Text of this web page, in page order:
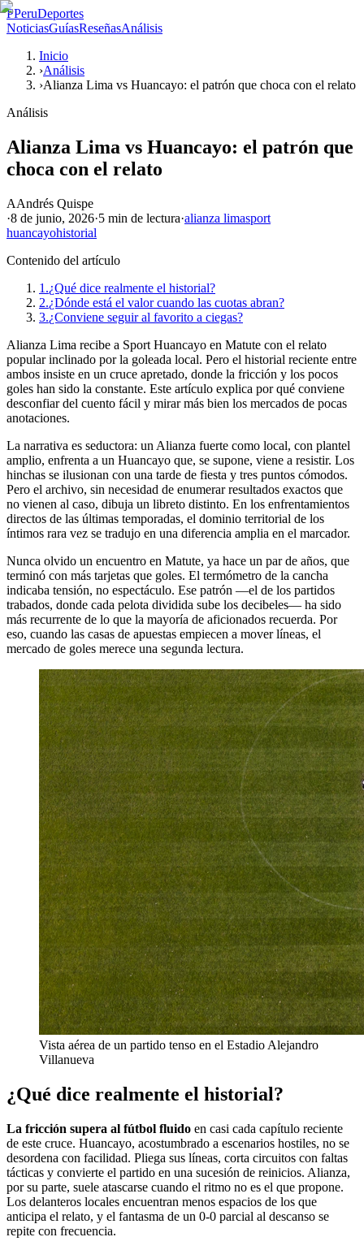
PPeruDeportes
NoticiasGuíasReseñasAnálisis
Inicio
›Análisis
›Alianza Lima vs Huancayo: el patrón que choca con el relato
Análisis
Alianza Lima vs Huancayo: el patrón que
choca con el relato
AAndrés Quispe
·8 de junio, 2026·5 min de lectura·alianza limasport
huancayohistorial
Contenido del artículo
1.¿Qué dice realmente el historial?
2.¿Dónde está el valor cuando las cuotas abran?
3.¿Conviene seguir al favorito a ciegas?
Alianza Lima recibe a Sport Huancayo en Matute con el relato
popular inclinado por la goleada local. Pero el historial reciente entre
ambos insiste en un cruce apretado, donde la fricción y los pocos
goles han sido la constante. Este artículo explica por qué conviene
desconfiar del cuento fácil y mirar más bien los mercados de pocas
anotaciones.
La narrativa es seductora: un Alianza fuerte como local, con plantel
amplio, enfrenta a un Huancayo que, se supone, viene a resistir. Los
hinchas se ilusionan con una tarde de fiesta y tres puntos cómodos.
Pero el archivo, sin necesidad de enumerar resultados exactos que
no vienen al caso, dibuja un libreto distinto. En los enfrentamientos
directos de las últimas temporadas, el dominio territorial de los
íntimos rara vez se tradujo en una diferencia amplia en el marcador.
Nunca olvido un encuentro en Matute, ya hace un par de años, que
terminó con más tarjetas que goles. El termómetro de la cancha
indicaba tensión, no espectáculo. Ese patrón —el de los partidos
trabados, donde cada pelota dividida sube los decibeles— ha sido
más recurrente de lo que la mayoría de aficionados recuerda. Por
eso, cuando las casas de apuestas empiecen a mover líneas, el
mercado de goles merece una segunda lectura.
Vista aérea de un partido tenso en el Estadio Alejandro
Villanueva
¿Qué dice realmente el historial?
La fricción supera al fútbol fluido en casi cada capítulo reciente
de este cruce. Huancayo, acostumbrado a escenarios hostiles, no se
desordena con facilidad. Pliega sus líneas, corta circuitos con faltas
tácticas y convierte el partido en una sucesión de reinicios. Alianza,
por su parte, suele atascarse cuando el ritmo no es el que propone.
Los delanteros locales encuentran menos espacios de los que
anticipa el relato, y el fantasma de un 0-0 parcial al descanso se
repite con frecuencia.